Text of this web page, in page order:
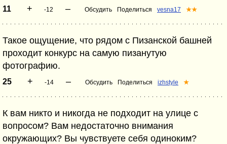
11 + -12 – Обсудить Поделиться vesna17 ★★
Такое ощущение, что рядом с Пизанской башней
проходит конкурс на самую пизанутую
фотографию.
25 + -14 – Обсудить Поделиться izhstyle ★
К вам никто и никогда не подходит на улице с
вопросом? Вам недостаточно внимания
окружающих? Вы чувствуете себя одиноким?